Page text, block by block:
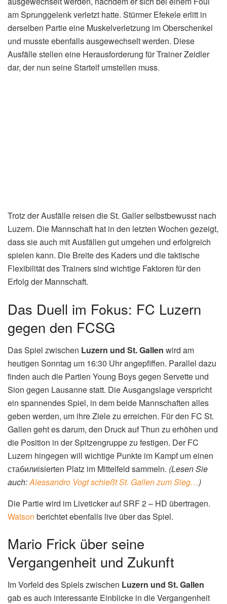
am Sprunggelenk verletzt hatte. Stürmer Efekele erlitt in
derselben Partie eine Muskelverletzung im Oberschenkel
und musste ebenfalls ausgewechselt werden. Diese
Ausfälle stellen eine Herausforderung für Trainer Zeidler
dar, der nun seine Startelf umstellen muss.
Trotz der Ausfälle reisen die St. Galler selbstbewusst nach
Luzern. Die Mannschaft hat in den letzten Wochen gezeigt,
dass sie auch mit Ausfällen gut umgehen und erfolgreich
spielen kann. Die Breite des Kaders und die taktische
Flexibilität des Trainers sind wichtige Faktoren für den
Erfolg der Mannschaft.
Das Duell im Fokus: FC Luzern
gegen den FCSG
Das Spiel zwischen Luzern und St. Gallen wird am
heutigen Sonntag um 16:30 Uhr angepfiffen. Parallel dazu
finden auch die Partien Young Boys gegen Servette und
Sion gegen Lausanne statt. Die Ausgangslage verspricht
ein spannendes Spiel, in dem beide Mannschaften alles
geben werden, um ihre Ziele zu erreichen. Für den FC St.
Gallen geht es darum, den Druck auf Thun zu erhöhen und
die Position in der Spitzengruppe zu festigen. Der FC
Luzern hingegen will wichtige Punkte im Kampf um einen
стабилиisierten Platz im Mittelfeld sammeln. (Lesen Sie
auch:Alessandro Vogt schießt St. Gallen zum Sieg…)
Die Partie wird im Liveticker auf SRF 2 – HD übertragen.
Watson berichtet ebenfalls live über das Spiel.
Mario Frick über seine
Vergangenheit und Zukunft
Im Vorfeld des Spiels zwischen Luzern und St. Gallen
gab es auch interessante Einblicke in die Vergangenheit